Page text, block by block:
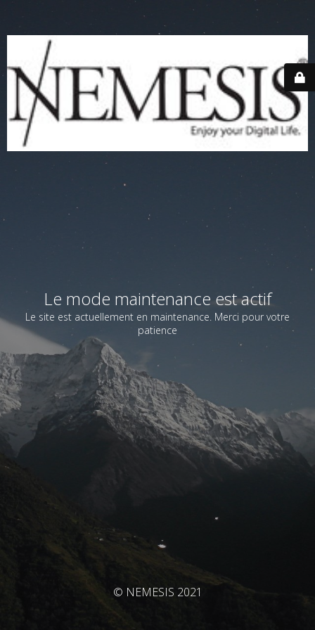
Le mode maintenance est actif
Le site est actuellement en maintenance. Merci pour votre
patience
© NEMESIS 2021